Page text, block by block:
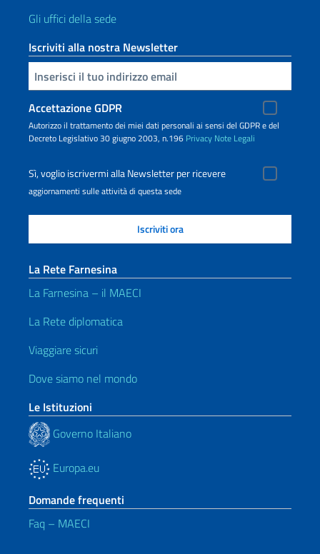
Gli uffici della sede
Iscriviti alla nostra Newsletter
Inserisci la tua email
Accettazione GDPR
Autorizzo il trattamento dei miei dati personali ai sensi del GDPR e del
Decreto Legislativo 30 giugno 2003, n.196 Privacy Note Legali
Sì, voglio iscrivermi alla Newsletter per ricevere
aggiornamenti sulle attività di questa sede
La Rete Farnesina
La Farnesina – il MAECI
La Rete diplomatica
Viaggiare sicuri
Dove siamo nel mondo
Le Istituzioni
Governo Italiano
Europa.eu
Domande frequenti
Faq – MAECI